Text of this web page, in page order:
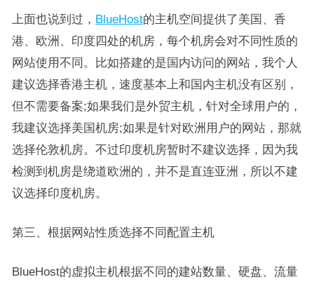
上面也说到过， BlueHost的主机空间提供了美国、香
港、欧洲、印度四处的机房，每个机房会对不同性质的
网站使用不同。比如搭建的是国内访问的网站，我个人
建议选择香港主机，速度基本上和国内主机没有区别，
但不需要备案;如果我们是外贸主机，针对全球用户的，
我建议选择美国机房;如果是针对欧洲用户的网站，那就
选择伦敦机房。不过印度机房暂时不建议选择，因为我
检测到机房是绕道欧洲的，并不是直连亚洲，所以不建
议选择印度机房。
第三、根据网站性质选择不同配置主机
BlueHost的虚拟主机根据不同的建站数量、硬盘、流量